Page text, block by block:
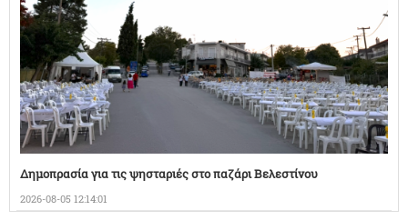
Δημοπρασία για τις ψησταριές στο παζάρι Βελεστίνου
2026-08-05 12:14:01